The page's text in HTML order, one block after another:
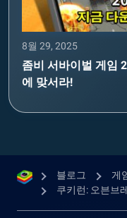
8월 29, 2025
좀비 서바이벌 게임
에 맞서라!
블로그
게
쿠키런: 오븐브